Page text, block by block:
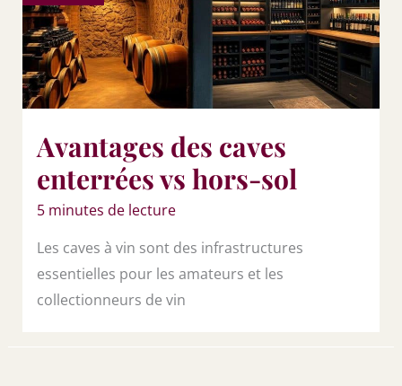
Avantages des caves
enterrées vs hors-sol
5 minutes de lecture
Les caves à vin sont des infrastructures
essentielles pour les amateurs et les
collectionneurs de vin